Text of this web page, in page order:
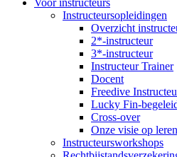
Voor instructeurs
Instructeursopleidingen
Overzicht
2*-instructeur
3*-instructeur
Instructeur Trainer
Docent
Freedive
Lucky Fin-
Cross-over
Onze visie op
Instructeursworkshops